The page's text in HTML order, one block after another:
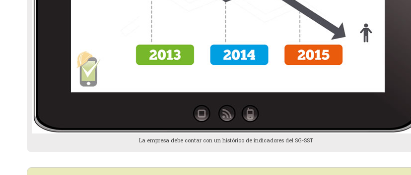
La empresa debe contar con un histórico de indicadores del SG-SST